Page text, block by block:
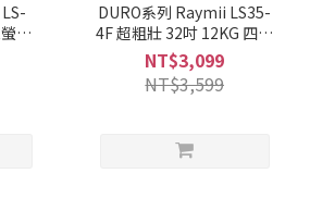
幕
幕
DURO系列 Raymii LS35-
4F 超粗壯 32吋 12KG 四螢
幕支架底座 螢幕架 電腦螢
幕支架 增高架
NT$3,099
NT$3,599